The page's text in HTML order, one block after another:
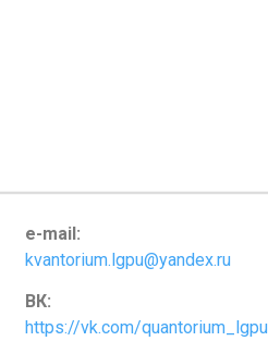
e-mail:
kvantorium.lgpu@yandex.ru
ВК:
https://vk.com/quantorium_lgpu